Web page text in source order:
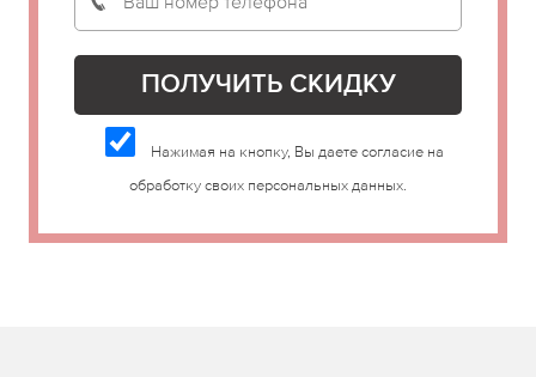
Нажимая на кнопку, Вы даете согласие на
обработку своих персональных данных.